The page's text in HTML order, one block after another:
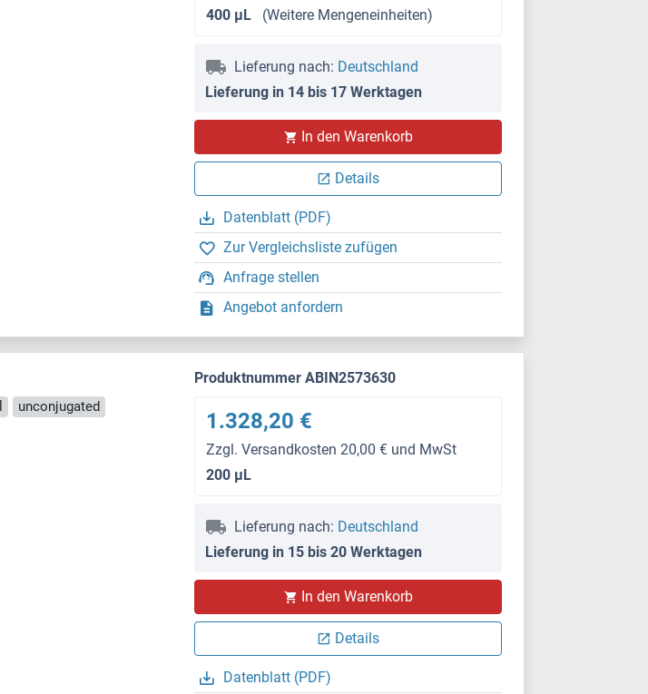
400 μL
(Weitere Mengeneinheiten)
Lieferung nach: Deutschland
Lieferung in 14 bis 17 Werktagen
In den Warenkorb
Details
Datenblatt (PDF)
Zur Vergleichsliste zufügen
Anfrage stellen
Angebot anfordern
unconjugated
Produktnummer ABIN2573630
1.328,20 €
Zzgl. Versandkosten 20,00 € und MwSt
200 μL
Lieferung nach: Deutschland
Lieferung in 15 bis 20 Werktagen
In den Warenkorb
Details
Datenblatt (PDF)